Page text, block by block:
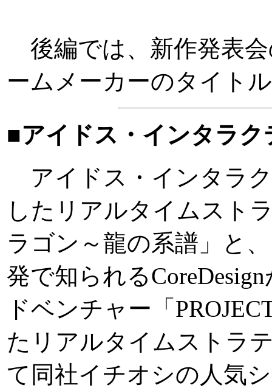
後編では、新作発表
ームメーカーのタイト
■アイドス・インタラク
アイドス・インタラ
したリアルタイムスト
ラゴン～龍の系譜」と
発で知られる
ドベンチャー「
たリアルタイムストラ
て同社イチオシの人気